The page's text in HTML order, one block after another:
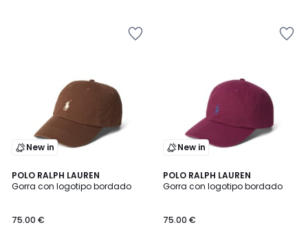
New in
POLO RALPH LAUREN
Gorra con logotipo bordado
75.00 €
New in
POLO RALPH LAUREN
Gorra con logotipo bordado
75.00 €